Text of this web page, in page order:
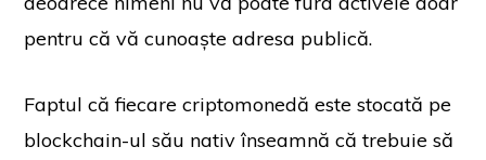
pentru că vă cunoaște adresa publică.
Faptul că fiecare criptomonedă este stocată pe
blockchain-ul său nativ înseamnă că trebuie să